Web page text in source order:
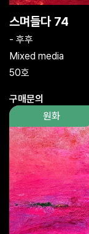
스며들다 74
- 후후
Mixed media
50호
구매문의
원화